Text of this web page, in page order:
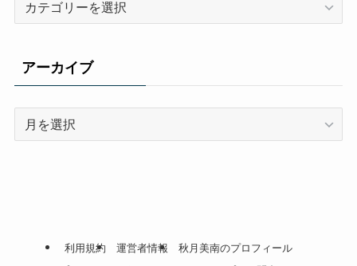
リ
ー
アーカイブ
利用規約 運営者情報
秋月美南のプロフィール